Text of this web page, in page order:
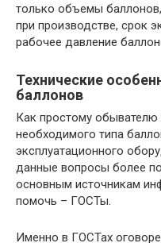
только объемы
при производстве, срок
рабочее давление
Технические
баллонов
Как простому
необходимого типа
эксплуатационного
данные вопросы более
основным источникам
помочь – ГОСТы.
Именно в ГОСТах